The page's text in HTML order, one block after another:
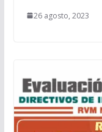
26 agosto, 2023